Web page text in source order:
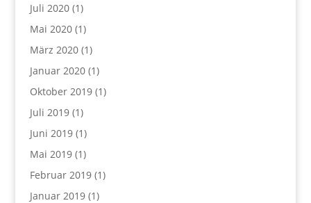
Juli 2020(1)
Mai 2020(1)
März 2020(1)
Januar 2020(1)
Oktober 2019(1)
Juli 2019(1)
Juni 2019(1)
Mai 2019(1)
Februar 2019(1)
Januar 2019(1)